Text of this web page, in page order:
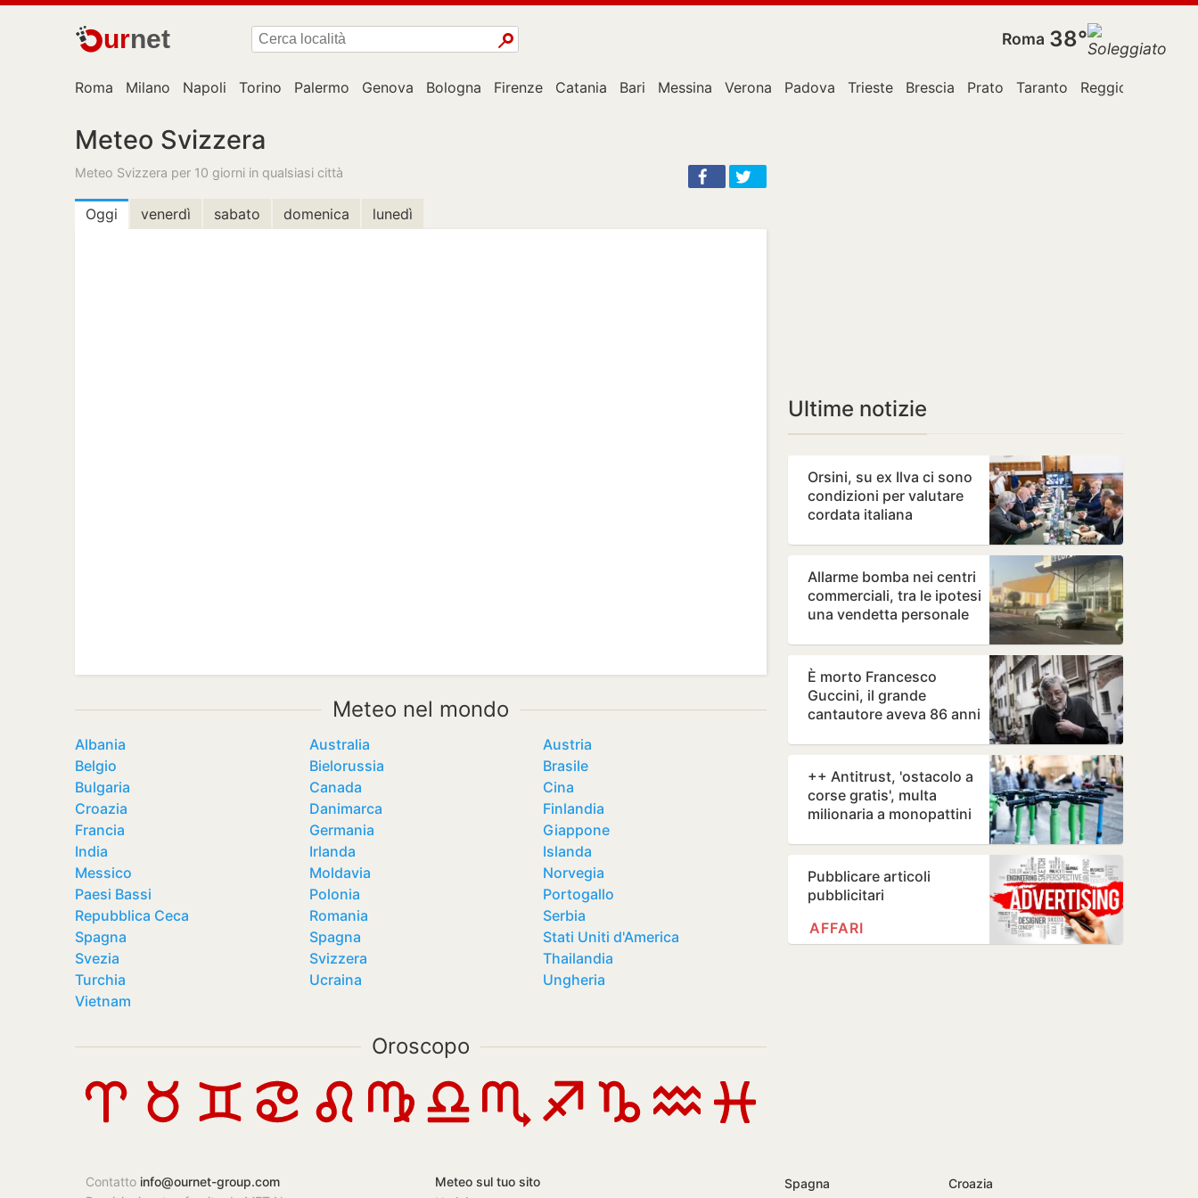
urnet Roma 38°
Roma Milano Napoli Torino Palermo Genova Bologna Firenze Catania Bari Messina Verona Padova Trieste Brescia Prato Taranto Reggio Calabria
Meteo Svizzera
Meteo Svizzera per 10 giorni in qualsiasi città
Oggi venerdì sabato domenica lunedì
Meteo nel mondo
Albania Australia
Austria
Belgio
Bielorussia
Brasile
Bulgaria
Canada
Cina
Croazia
Danimarca
Finlandia
Francia
Germania
Giappone
India
Irlanda
Islanda
Messico
Moldavia
Norvegia
Paesi Bassi
Polonia
Portogallo
Repubblica Ceca
Romania
Serbia
Spagna
Spagna
Stati Uniti d'America
Svezia
Svizzera
Thailandia
Turchia
Ucraina
Ungheria
Vietnam
Oroscopo
Ultime notizie
Orsini, su ex Ilva ci sono
condizioni per valutare
cordata italiana
Allarme bomba nei centri
commerciali, tra le ipotesi
una vendetta personale
È morto Francesco
Guccini, il grande
cantautore aveva 86 anni
++ Antitrust, 'ostacolo a
corse gratis', multa
milionaria a monopattini
Pubblicare articoli
pubblicitari
AFFARI
Contatto info@ournet-group.com
Meteo sul tuo sito
Spagna Croazia